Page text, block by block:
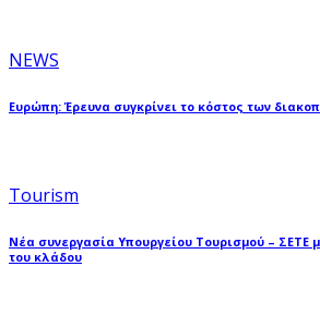
NEWS
Ευρώπη: Έρευνα συγκρίνει το κόστος των
Tourism
Νέα συνεργασία Υπουργείου Τουρισμού – ΣΕΤΕ
του κλάδου